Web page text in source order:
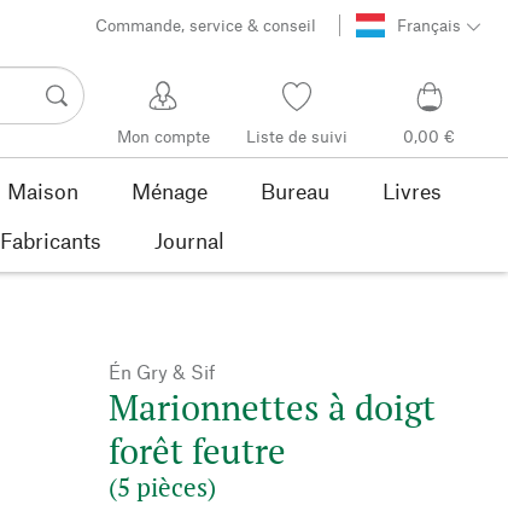
Commande, service & conseil Français
Mon compte Liste de suivi 0,00 €
Maison Ménage Bureau
Livres
Fabricants Journal
Én Gry & Sif
Marionnettes à doigt
forêt feutre
(5 pièces)